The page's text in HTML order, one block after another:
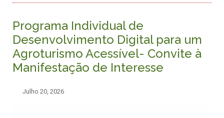
Programa Individual de
Desenvolvimento Digital para um
Agroturismo Acessível- Convite à
Manifestação de Interesse
Julho 20, 2026